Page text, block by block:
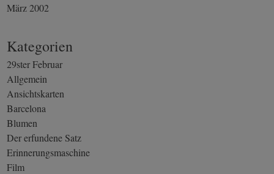
März 2002
Kategorien
29ster Februar
Allgemein
Ansichtskarten
Barcelona
Blumen
Der erfundene Satz
Erinnerungsmaschine
Film